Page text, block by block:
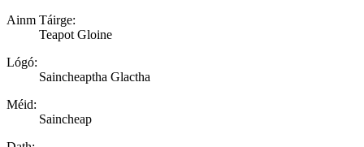
Ainm Táirge:
Teapot Gloine
Lógó:
Saincheaptha Glactha
Méid:
Saincheap